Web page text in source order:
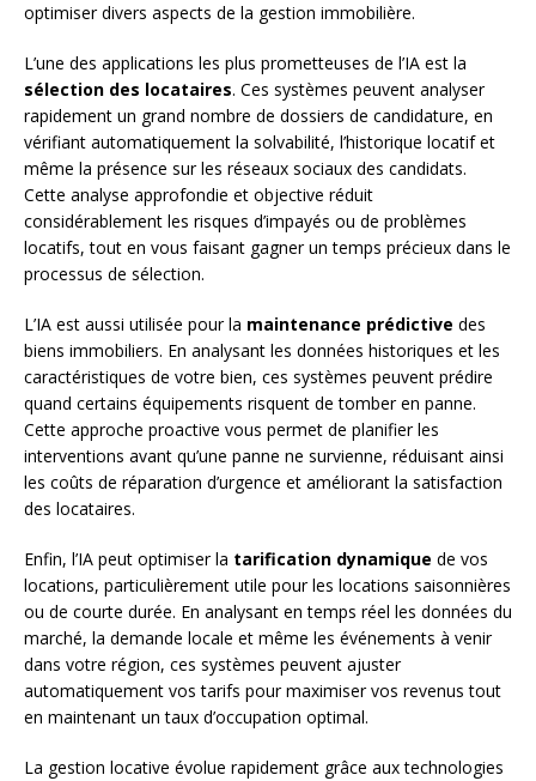
optimiser divers aspects de la gestion immobilière.
L’une des applications les plus prometteuses de l’IA est la
sélection des locataires. Ces systèmes peuvent analyser
rapidement un grand nombre de dossiers de candidature, en
vérifiant automatiquement la solvabilité, l’historique locatif et
même la présence sur les réseaux sociaux des candidats.
Cette analyse approfondie et objective réduit
considérablement les risques d’impayés ou de problèmes
locatifs, tout en vous faisant gagner un temps précieux dans le
processus de sélection.
L’IA est aussi utilisée pour la maintenance prédictive des
biens immobiliers. En analysant les données historiques et les
caractéristiques de votre bien, ces systèmes peuvent prédire
quand certains équipements risquent de tomber en panne.
Cette approche proactive vous permet de planifier les
interventions avant qu’une panne ne survienne, réduisant ainsi
les coûts de réparation d’urgence et améliorant la satisfaction
des locataires.
Enfin, l’IA peut optimiser la tarification dynamique de vos
locations, particulièrement utile pour les locations saisonnières
ou de courte durée. En analysant en temps réel les données du
marché, la demande locale et même les événements à venir
dans votre région, ces systèmes peuvent ajuster
automatiquement vos tarifs pour maximiser vos revenus tout
en maintenant un taux d’occupation optimal.
La gestion locative évolue rapidement grâce aux technologies